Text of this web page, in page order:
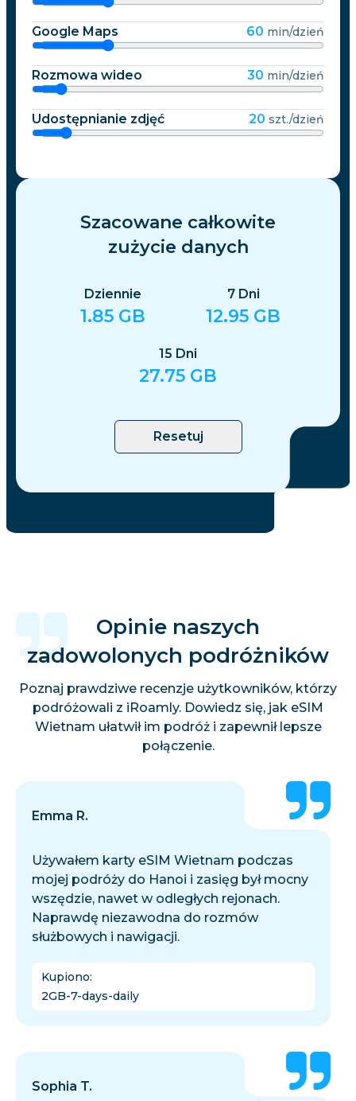
Google Maps 60 min/dzień
Rozmowa wideo 30 min/dzień
Udostępnianie zdjęć 20 szt./dzień
Szacowane całkowite
zużycie danych
Dziennie
1.85 GB
7 Dni
12.95 GB
15 Dni
27.75 GB
Resetuj
Opinie naszych
zadowolonych podróżników
Poznaj prawdziwe recenzje użytkowników, którzy
podróżowali z iRoamly. Dowiedz się, jak eSIM
Wietnam ułatwił im podróż i zapewnił lepsze
połączenie.
Emma R.
Używałem karty eSIM Wietnam podczas
mojej podróży do Hanoi i zasięg był mocny
wszędzie, nawet w odległych rejonach.
Naprawdę niezawodna do rozmów
służbowych i nawigacji.
Kupiono:
2GB-7-days-daily
Sophia T.